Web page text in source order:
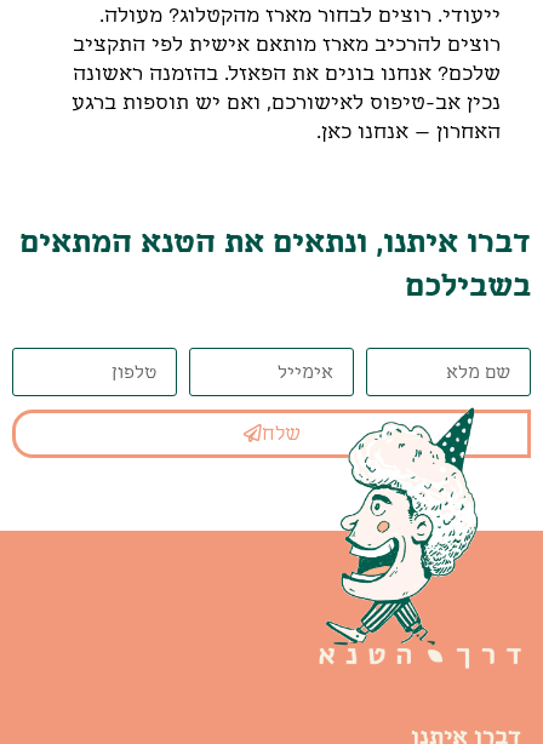
ייעודי. רוצים לבחור מארז מהקטלוג? מעולה.
רוצים להרכיב מארז מותאם אישית לפי התקציב
שלכם? אנחנו בונים את הפאזל. בהזמנה ראשונה
נכין אב-טיפוס לאישורכם, ואם יש תוספות ברגע
האחרון – אנחנו כאן.
דברו איתנו, ונתאים את הטנא המתאים
בשבילכם
שלח
דברו איתנו